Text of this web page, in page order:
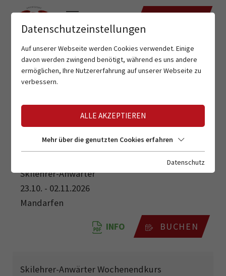
SKILEHRER-ANWÄRTER
Skilehrer-Anwärter
23.10. - 02.11.2026
Mandarfen
INFO BUCHEN
Skilehrer-Anwärter Wochenendkurs
Datenschutzeinstellungen
Auf unserer Webseite werden Cookies verwendet. Einige
davon werden zwingend benötigt, während es uns andere
ermöglichen, Ihre Nutzererfahrung auf unserer Webseite zu
verbessern.
ALLE AKZEPTIEREN
Mehr über die genutzten Cookies erfahren
Datenschutz